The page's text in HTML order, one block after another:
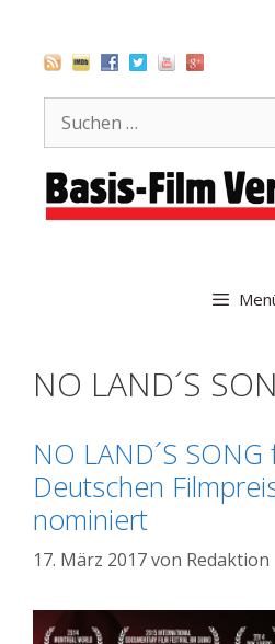
springen
nach:
NO LAND´S
NO LAND´S
Deutschen
nominiert
17. März 2017von Redaktion